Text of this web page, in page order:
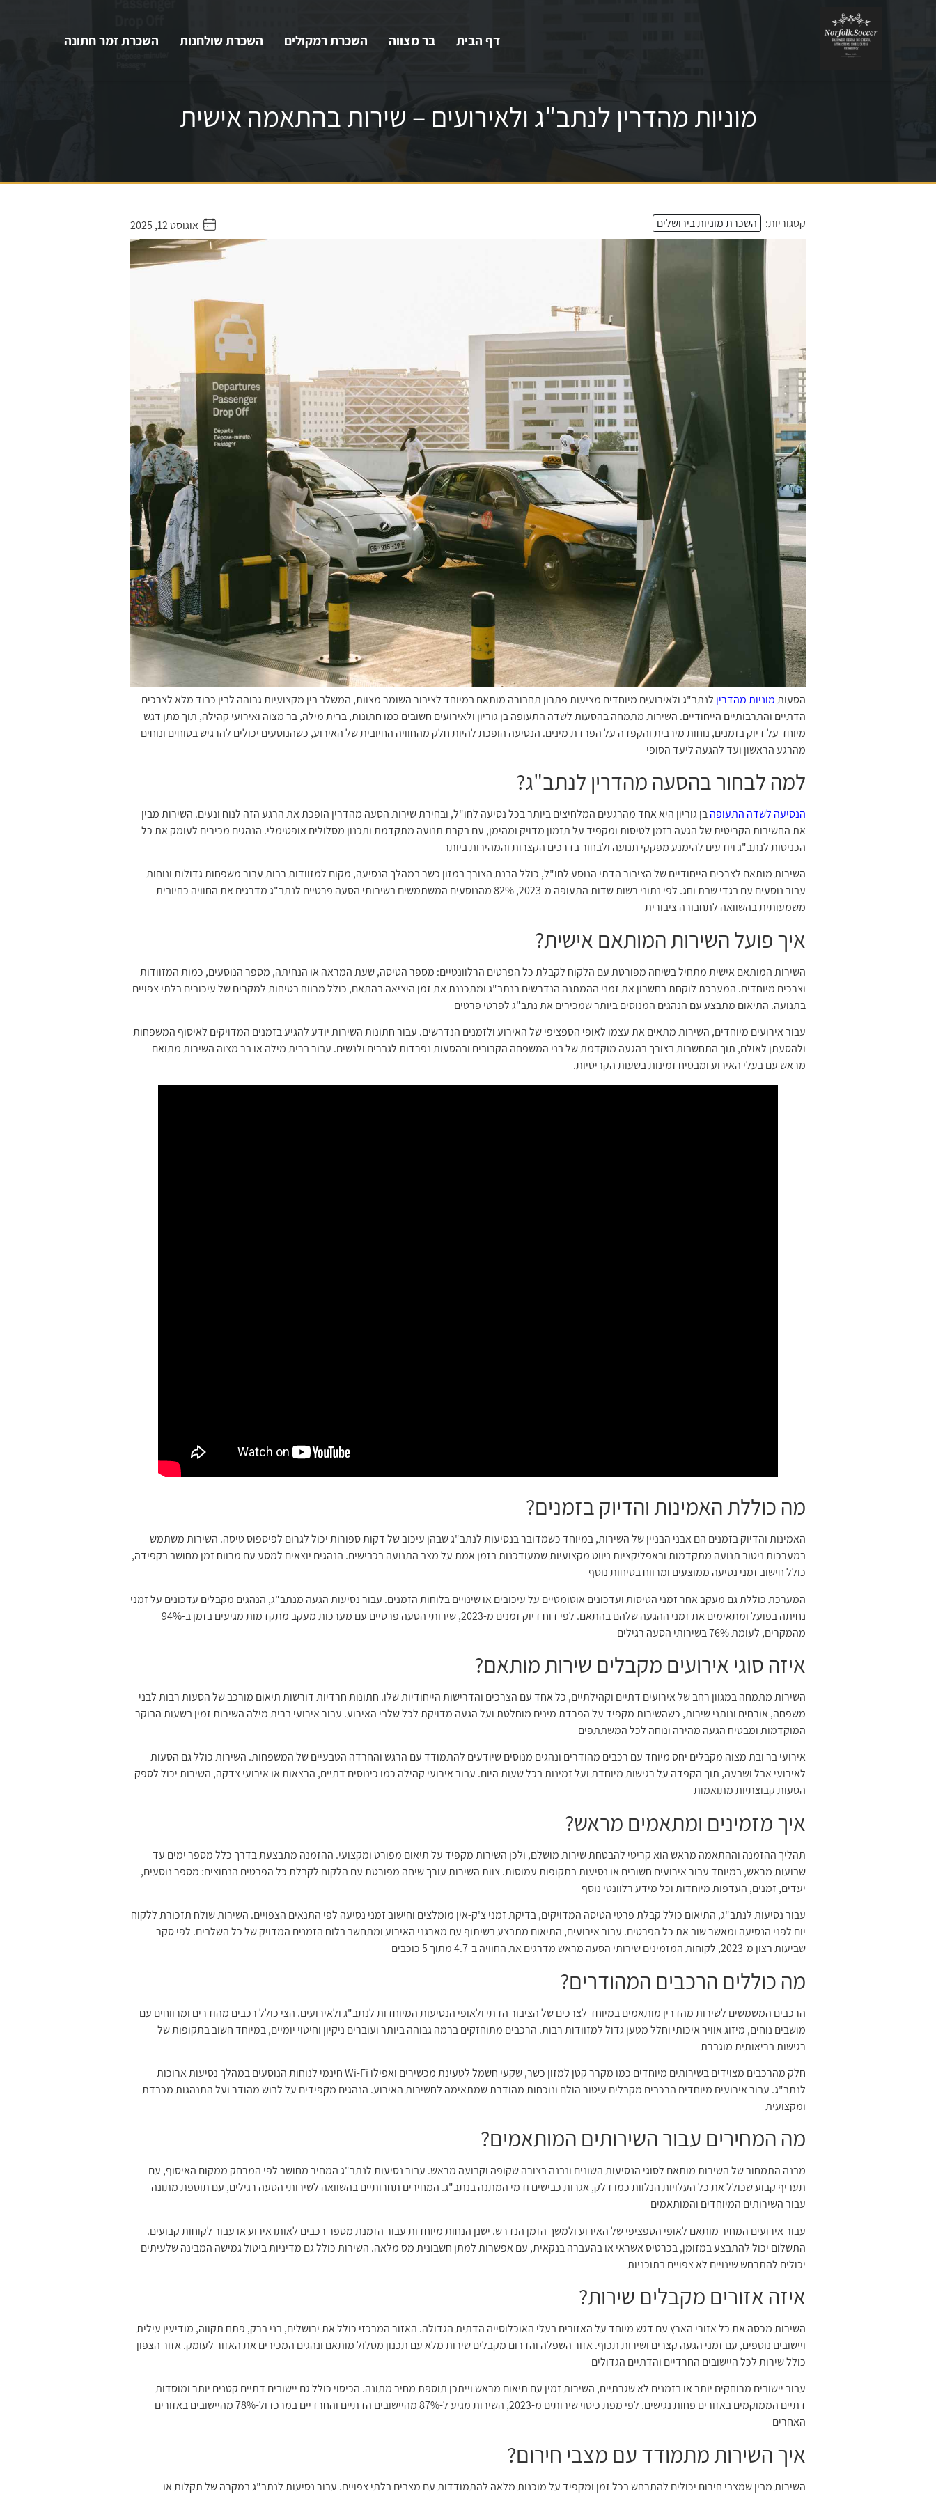
דף הבית בר מצווה השכרת רמקולים השכרת שולחנות השכרת זמר חתונה
מוניות מהדרין לנתב"ג ולאירועים – שירות בהתאמה אישית
. . . . .אוגוסט 12, 2025 קטגוריות: השכרת מוניות בירושלים
הסעותמוניות מהדרין לנתב"ג ולאירועים מיוחדים מציעות פתרון תחבורה מותאם במיוחד לציבור השומר מצוות, המשלב בין מקצועיות גבוהה לבין כבוד מלא לצרכים
הדתיים והתרבותיים הייחודיים. השירות מתמחה בהסעות לשדה התעופה בן גוריון ולאירועים חשובים כמו חתונות, ברית מילה, בר מצוה ואירועי קהילה, תוך מתן דגש
מיוחד על דיוק בזמנים, נוחות מירבית והקפדה על הפרדת מינים. הנסיעה הופכת להיות חלק מהחוויה החיובית של האירוע, כשהנוסעים יכולים להרגיש בטוחים ונוחים
מהרגע הראשון ועד להגעה ליעד הסופי
למה לבחור בהסעה מהדרין לנתב"ג?
הנסיעה לשדה התעופהבן גוריון היא אחד מהרגעים המלחיצים ביותר בכל נסיעה לחו"ל, ובחירת שירות הסעה מהדרין הופכת את הרגע הזה לנוח ונעים. השירות מבין
את החשיבות הקריטית של הגעה בזמן לטיסות ומקפיד על תזמון מדויק ומהימן, עם בקרת תנועה מתקדמת ותכנון מסלולים אופטימלי. הנהגים מכירים לעומק את כל
הכניסות לנתב"ג ויודעים להימנע מפקקי תנועה ולבחור בדרכים הקצרות והמהירות ביותר
השירות מותאם לצרכים הייחודיים של הציבור הדתי הנוסע לחו"ל, כולל הבנת הצורך במזון כשר במהלך הנסיעה, מקום למזוודות רבות עבור משפחות גדולות ונוחות
עבור נוסעים עם בגדי שבת וחג. לפי נתוני רשות שדות התעופה מ-2023, 82% מהנוסעים המשתמשים בשירותי הסעה פרטיים לנתב"ג מדרגים את החוויה כחיובית
משמעותית בהשוואה לתחבורה ציבורית
איך פועל השירות המותאם אישית?
השירות המותאם אישית מתחיל בשיחה מפורטת עם הלקוח לקבלת כל הפרטים הרלוונטיים: מספר הטיסה, שעת המראה או הנחיתה, מספר הנוסעים, כמות המזוודות
וצרכים מיוחדים. המערכת לוקחת בחשבון את זמני ההמתנה הנדרשים בנתב"ג ומתכננת את זמן היציאה בהתאם, כולל מרווח בטיחות למקרים של עיכובים בלתי צפויים
בתנועה. התיאום מתבצע עם הנהגים המנוסים ביותר שמכירים את נתב"ג לפרטי פרטים
עבור אירועים מיוחדים, השירות מתאים את עצמו לאופי הספציפי של האירוע ולזמנים הנדרשים. עבור חתונות השירות יודע להגיע בזמנים המדויקים לאיסוף המשפחות
ולהסעתן לאולם, תוך התחשבות בצורך בהגעה מוקדמת של בני המשפחה הקרובים ובהסעות נפרדות לגברים ולנשים. עבור ברית מילה או בר מצוה השירות מתואם
מראש עם בעלי האירוע ומבטיח זמינות בשעות הקריטיות.
מה כוללת האמינות והדיוק בזמנים?
האמינות והדיוק בזמנים הם אבני הבניין של השירות, במיוחד כשמדובר בנסיעות לנתב"ג שבהן עיכוב של דקות ספורות יכול לגרום לפיספוס טיסה. השירות משתמש
במערכות ניטור תנועה מתקדמות ובאפליקציות ניווט מקצועיות שמעודכנות בזמן אמת על מצב התנועה בכבישים. הנהגים יוצאים למסע עם מרווח זמן מחושב בקפידה,
כולל חישוב זמני נסיעה ממוצעים ומרווח בטיחות נוסף
המערכת כוללת גם מעקב אחר זמני הטיסות ועדכונים אוטומטיים על עיכובים או שינויים בלוחות הזמנים. עבור נסיעות הגעה מנתב"ג, הנהגים מקבלים עדכונים על זמני
נחיתה בפועל ומתאימים את זמני ההגעה שלהם בהתאם. לפי דוח דיוק זמנים מ-2023, שירותי הסעה פרטיים עם מערכות מעקב מתקדמות מגיעים בזמן ב-94%
מהמקרים, לעומת 76% בשירותי הסעה רגילים
איזה סוגי אירועים מקבלים שירות מותאם?
השירות מתמחה במגוון רחב של אירועים דתיים וקהילתיים, כל אחד עם הצרכים והדרישות הייחודיות שלו. חתונות חרדיות דורשות תיאום מורכב של הסעות רבות לבני
משפחה, אורחים ונותני שירות, כשהשירות מקפיד על הפרדת מינים מוחלטת ועל הגעה מדויקת לכל שלבי האירוע. עבור אירועי ברית מילה השירות זמין בשעות הבוקר
המוקדמות ומבטיח הגעה מהירה ונוחה לכל המשתתפים
אירועי בר ובת מצוה מקבלים יחס מיוחד עם רכבים מהודרים ונהגים מנוסים שיודעים להתמודד עם הרגש והחרדה הטבעיים של המשפחות. השירות כולל גם הסעות
לאירועי אבל ושבעה, תוך הקפדה על רגישות מיוחדת ועל זמינות בכל שעות היום. עבור אירועי קהילה כמו כינוסים דתיים, הרצאות או אירועי צדקה, השירות יכול לספק
הסעות קבוצתיות מתואמות
איך מזמינים ומתאמים מראש?
תהליך ההזמנה וההתאמה מראש הוא קריטי להבטחת שירות מושלם, ולכן השירות מקפיד על תיאום מפורט ומקצועי. ההזמנה מתבצעת בדרך כלל מספר ימים עד
שבועות מראש, במיוחד עבור אירועים חשובים או נסיעות בתקופות עמוסות. צוות השירות עורך שיחה מפורטת עם הלקוח לקבלת כל הפרטים הנחוצים: מספר נוסעים,
יעדים, זמנים, העדפות מיוחדות וכל מידע רלוונטי נוסף
עבור נסיעות לנתב"ג, התיאום כולל קבלת פרטי הטיסה המדויקים, בדיקת זמני צ'ק-אין מומלצים וחישוב זמני נסיעה לפי התנאים הצפויים. השירות שולח תזכורת ללקוח
יום לפני הנסיעה ומאשר שוב את כל הפרטים. עבור אירועים, התיאום מתבצע בשיתוף עם מארגני האירוע ומתחשב בלוח הזמנים המדויק של כל השלבים. לפי סקר
שביעות רצון מ-2023, לקוחות המזמינים שירותי הסעה מראש מדרגים את החוויה ב-4.7 מתוך 5 כוכבים
מה כוללים הרכבים המהודרים?
הרכבים המשמשים לשירות מהדרין מותאמים במיוחד לצרכים של הציבור הדתי ולאופי הנסיעות המיוחדות לנתב"ג ולאירועים. הצי כולל רכבים מהודרים ומרווחים עם
מושבים נוחים, מיזוג אוויר איכותי וחלל מטען גדול למזוודות רבות. הרכבים מתוחזקים ברמה גבוהה ביותר ועוברים ניקיון וחיטוי יומיים, במיוחד חשוב בתקופות של
רגישות בריאותית מוגברת
חלק מהרכבים מצוידים בשירותים מיוחדים כמו מקרר קטן למזון כשר, שקעי חשמל לטעינת מכשירים ואפילו Wi-Fi חינמי לנוחות הנוסעים במהלך נסיעות ארוכות
לנתב"ג. עבור אירועים מיוחדים הרכבים מקבלים עיטור הולם ונוכחות מהודרת שמתאימה לחשיבות האירוע. הנהגים מקפידים על לבוש מהודר ועל התנהגות מכבדת
ומקצועית
מה המחירים עבור השירותים המותאמים?
מבנה התמחור של השירות מותאם לסוגי הנסיעות השונים ונבנה בצורה שקופה וקבועה מראש. עבור נסיעות לנתב"ג המחיר מחושב לפי המרחק ממקום האיסוף, עם
תעריף קבוע שכולל את כל העלויות הנלוות כמו דלק, אגרות כבישים ודמי המתנה בנתב"ג. המחירים תחרותיים בהשוואה לשירותי הסעה רגילים, עם תוספת מתונה
עבור השירותים המיוחדים והמותאמים
עבור אירועים המחיר מותאם לאופי הספציפי של האירוע ולמשך הזמן הנדרש. ישנן הנחות מיוחדות עבור הזמנת מספר רכבים לאותו אירוע או עבור לקוחות קבועים.
התשלום יכול להתבצע במזומן, בכרטיס אשראי או בהעברה בנקאית, עם אפשרות למתן חשבונית מס מלאה. השירות כולל גם מדיניות ביטול גמישה המבינה שלעיתים
יכולים להתרחש שינויים לא צפויים בתוכניות
איזה אזורים מקבלים שירות?
השירות מכסה את כל אזורי הארץ עם דגש מיוחד על האזורים בעלי האוכלוסייה הדתית הגדולה. האזור המרכזי כולל את ירושלים, בני ברק, פתח תקווה, מודיעין עילית
ויישובים נוספים, עם זמני הגעה קצרים ושירות תכוף. אזור השפלה והדרום מקבלים שירות מלא עם תכנון מסלול מותאם ונהגים המכירים את האזור לעומק. אזור הצפון
כולל שירות לכל היישובים החרדיים והדתיים הגדולים
עבור יישובים מרוחקים יותר או בזמנים לא שגרתיים, השירות זמין עם תיאום מראש וייתכן תוספת מחיר מתונה. הכיסוי כולל גם יישובים דתיים קטנים יותר ומוסדות
דתיים הממוקמים באזורים פחות נגישים. לפי מפת כיסוי שירותים מ-2023, השירות מגיע ל-87% מהיישובים הדתיים והחרדיים במרכז ול-78% מהיישובים באזורים
האחרים
איך השירות מתמודד עם מצבי חירום?
השירות מבין שמצבי חירום יכולים להתרחש בכל זמן ומקפיד על מוכנות מלאה להתמודדות עם מצבים בלתי צפויים. עבור נסיעות לנתב"ג במקרה של תקלות או